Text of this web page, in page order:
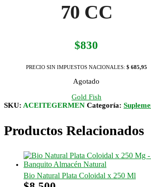
70 CC
$830
PRECIO SIN IMPUESTOS NACIONALES: $ 685,95
Agotado
Gold Fish
SKU: ACEITEGERMEN Categoría:
Productos Relacionados
Bio Natural Plata Coloidal x 250 Ml